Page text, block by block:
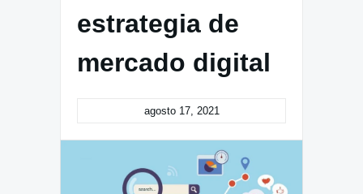
estrategia de
mercado digital
agosto 17, 2021